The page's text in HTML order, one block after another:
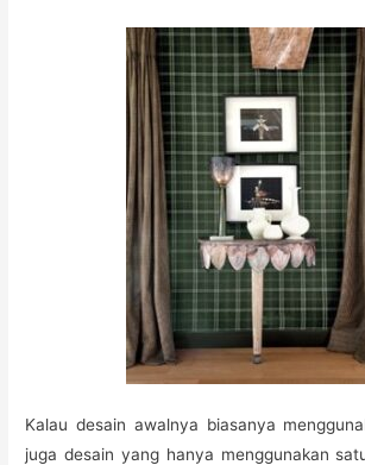
Kalau desain awalnya biasanya
juga desain yang hanya menggunakan